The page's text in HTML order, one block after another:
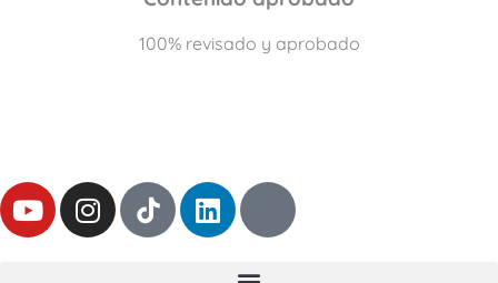
100% revisado y aprobado
Y
o
I
n
L
i
T